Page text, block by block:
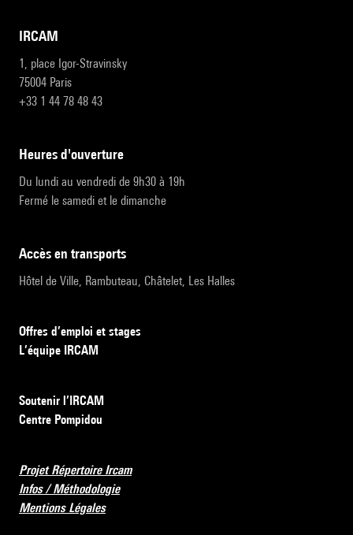
IRCAM
1, place Igor-Stravinsky
75004 Paris
+33 1 44 78 48 43
heures d'ouverture
Du lundi au vendredi de 9h30 à 19h
Fermé le samedi et le dimanche
accès en transports
Hôtel de Ville, Rambuteau, Châtelet, Les Halles
Offres d’emploi et stages
L’équipe IRCAM
Soutenir l’IRCAM
Centre Pompidou
Projet Répertoire Ircam
Infos / Méthodologie
Mentions Légales